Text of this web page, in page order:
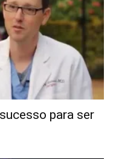
para ser